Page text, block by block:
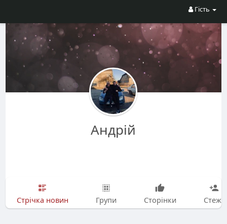
Гість
Андрій
Стрічка новин Групи Сторінки Стежу